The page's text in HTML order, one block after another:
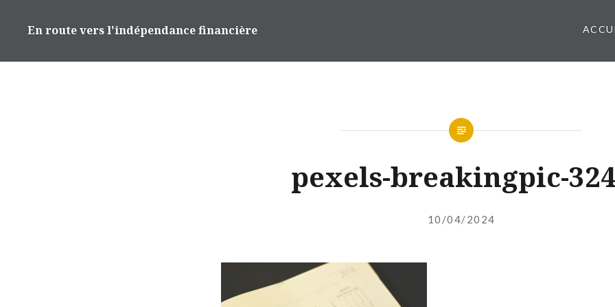
principal
En route vers l'indépendance financière
pexels-breakingpic-
Publié
le
10/04/2024